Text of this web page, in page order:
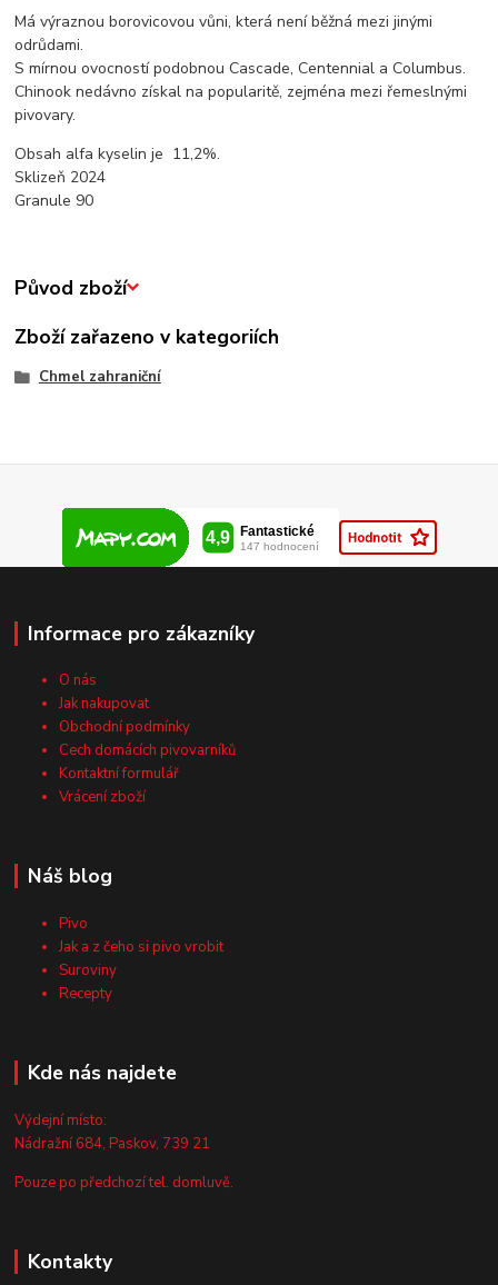
Má výraznou borovicovou vůni, která není běžná mezi jinými
odrůdami.
S mírnou ovocností podobnou Cascade, Centennial a Columbus.
Chinook nedávno získal na popularitě, zejména mezi řemeslnými
pivovary.
Obsah alfa kyselin je 11,2%.
Sklizeň 2024
Granule 90
Původ zboží
Zboží zařazeno v kategoriích
Chmel zahraniční
Informace pro zákazníky
O nás
Jak nakupovat
Obchodní podmínky
Cech domácích pivovarníků
Kontaktní formulář
Vrácení zboží
Náš blog
Pivo
Jak a z čeho si pivo vrobit
Suroviny
Recepty
Kde nás najdete
Výdejní místo:
Nádražní 684, Paskov, 739 21
Pouze po předchozí tel. domluvě.
Kontakty